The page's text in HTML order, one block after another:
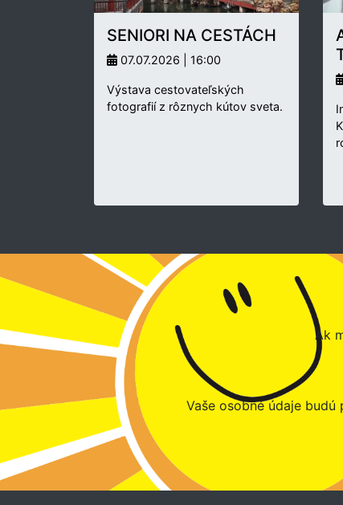
SENIORI NA CESTÁCH
07.07.2026 | 16:00
Výstava cestovateľských
fotografií z rôznych kútov sveta.
Ak
Vaše osobné údaje